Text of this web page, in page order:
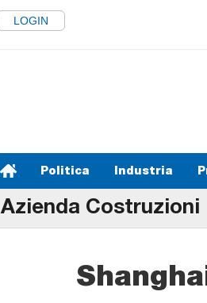
LOGIN
Politica Industria
Azienda Costruzioni